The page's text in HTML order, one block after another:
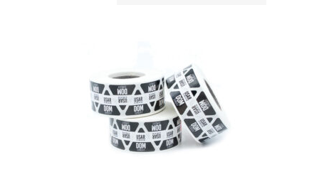
ADD TO CART